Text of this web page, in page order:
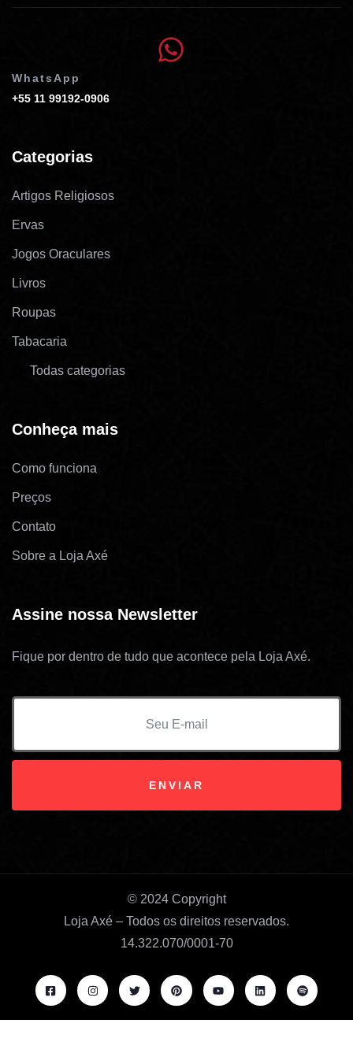
WhatsApp
+55 11 99192-0906
Categorias
Artigos Religiosos
Ervas
Jogos Oraculares
Livros
Roupas
Tabacaria
Todas categorias
Conheça mais
Como funciona
Preços
Contato
Sobre a Loja Axé
Assine nossa Newsletter
Fique por dentro de tudo que acontece pela Loja Axé.
© 2024 Copyright
Loja Axé – Todos os direitos reservados.
14.322.070/0001-70